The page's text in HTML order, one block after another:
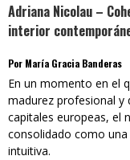
Adriana Nicolau –
interior
Por María Gracia Banderas
En un momento en el
madurez profesional y
capitales europeas, el
consolidado como
intuitiva.